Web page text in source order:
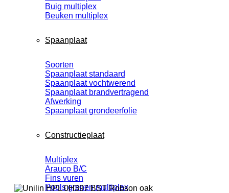
Buig multiplex
Beuken multiplex
Spaanplaat
Soorten
Spaanplaat standaard
Spaanplaat vochtwerend
Spaanplaat brandvertragend
Afwerking
Spaanplaat grondeerfolie
Constructieplaat
Multiplex
Arauco B/C
Fins vuren
Pools grenen multiplex